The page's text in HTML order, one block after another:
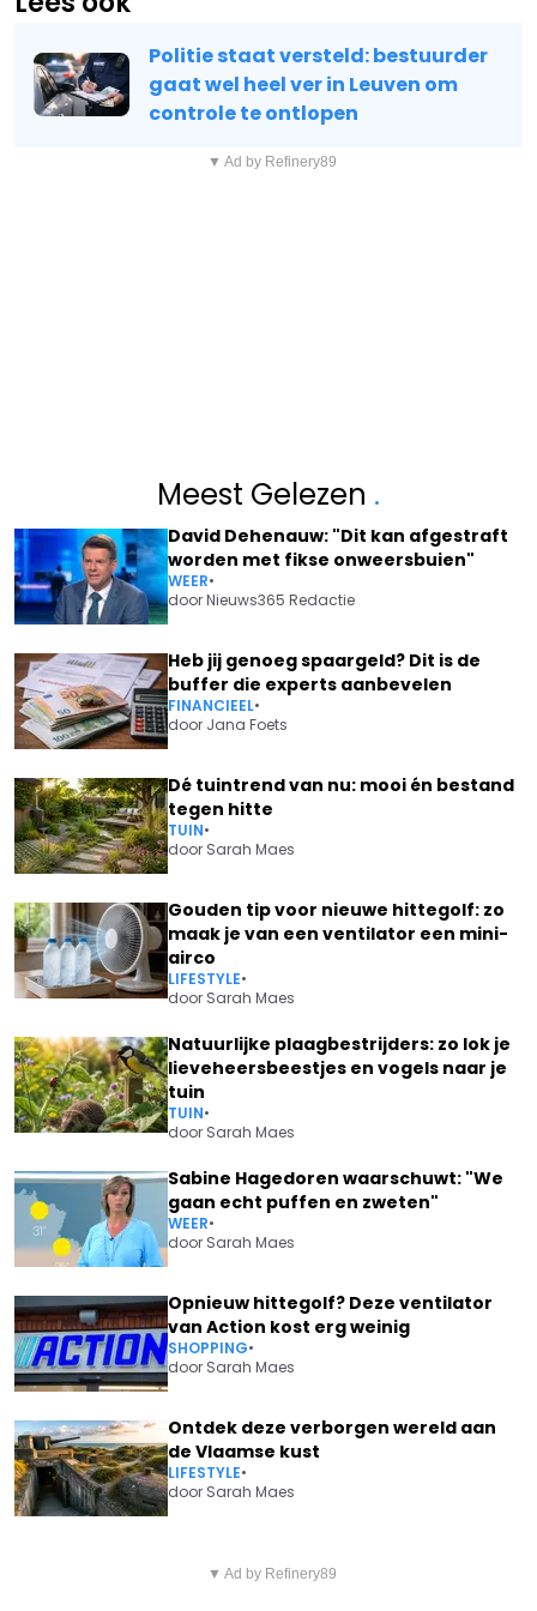
Politie staat versteld: bestuurder
gaat wel heel ver in Leuven om
controle te ontlopen
▼ Ad by Refinery89
Meest Gelezen .
David Dehenauw: "Dit kan afgestraft
worden met fikse onweersbuien"
WEER•
doorNieuws365 Redactie
Heb jij genoeg spaargeld? Dit is de
buffer die experts aanbevelen
FINANCIEEL•
door Jana Foets
Dé tuintrend van nu: mooi én bestand
tegen hitte
TUIN•
door Sarah Maes
Gouden tip voor nieuwe hittegolf: zo
maak je van een ventilator een mini-
airco
LIFESTYLE•
door Sarah Maes
Natuurlijke plaagbestrijders: zo lok je
lieveheersbeestjes en vogels naar je
tuin
TUIN•
door Sarah Maes
Sabine Hagedoren waarschuwt: "We
gaan echt puffen en zweten"
WEER•
door Sarah Maes
Opnieuw hittegolf? Deze ventilator
van Action kost erg weinig
SHOPPING•
door Sarah Maes
Ontdek deze verborgen wereld aan
de Vlaamse kust
LIFESTYLE•
door Sarah Maes
VEEL KLANTEN ERGEREN ZICH
▼ Ad by Refinery89